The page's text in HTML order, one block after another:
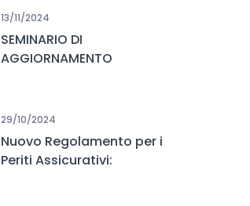
13/11/2024
SEMINARIO DI
AGGIORNAMENTO
29/10/2024
Nuovo Regolamento per i
Periti Assicurativi: